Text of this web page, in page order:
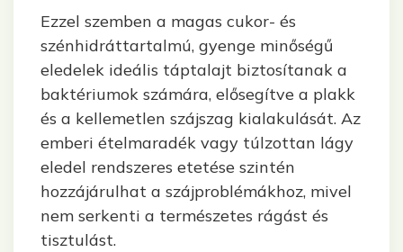
Ezzel szemben a magas cukor- és
szénhidráttartalmú, gyenge minőségű
eledelek ideális táptalajt biztosítanak a
baktériumok számára, elősegítve a plakk
és a kellemetlen szájszag kialakulását. Az
emberi ételmaradék vagy túlzottan lágy
eledel rendszeres etetése szintén
hozzájárulhat a szájproblémákhoz, mivel
nem serkenti a természetes rágást és
tisztulást.